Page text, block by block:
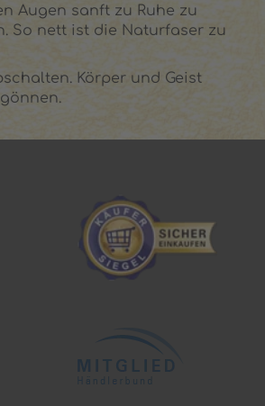
Augen sanft zu Ruhe zu
So nett ist die Naturfaser zu
Körper und Geist